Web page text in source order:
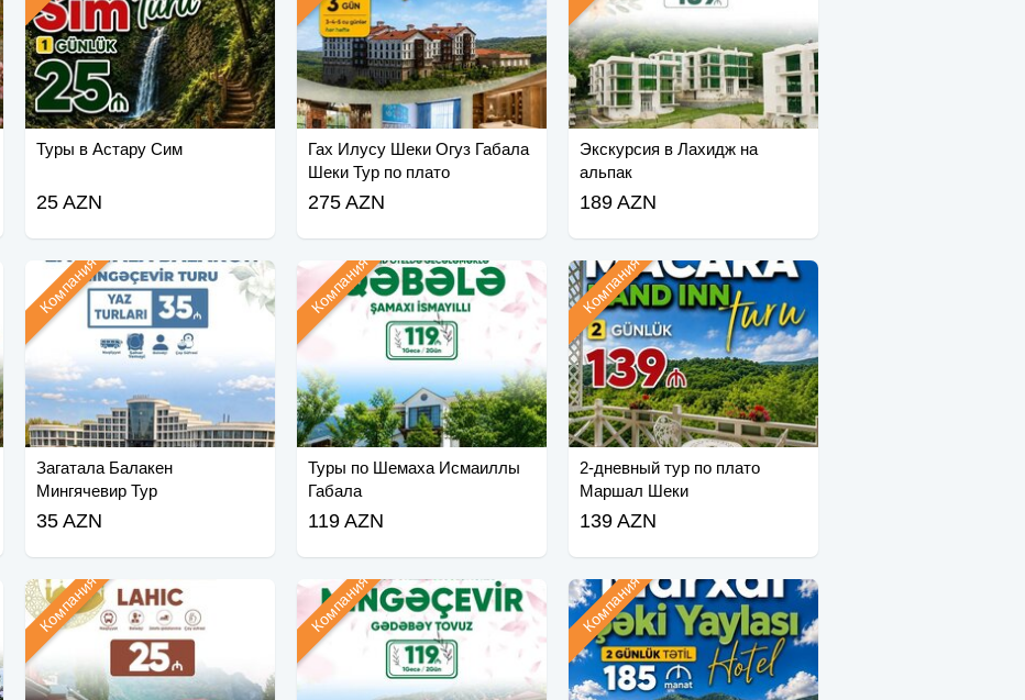
Туры в Астару Сим
25 AZN
Гах Илусу Шеки Огуз Габала
Шеки Тур по плато
275 AZN
Экскурсия в Лахидж на
альпак
189 AZN
Загатала Балакен
Мингячевир Тур
Компания
35 AZN
Туры по Шемаха Исмаиллы
Габала
Компания
119 AZN
2-дневный тур по плато
Маршал Шеки
Компания
139 AZN
Компания Компания Компания